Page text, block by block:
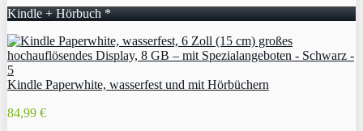
Kindle + Hörbuch *
Kindle Paperwhite, wasserfest und mit Hörbüchern
84,99 €